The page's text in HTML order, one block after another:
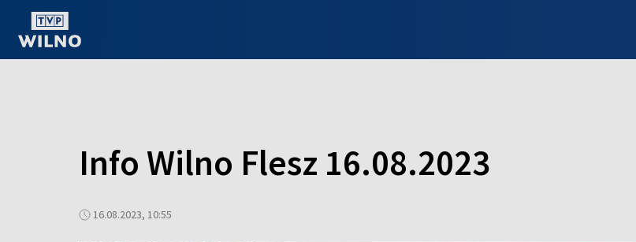
Info Wilno Flesz 16.08.2023
16.08.2023, 10:55